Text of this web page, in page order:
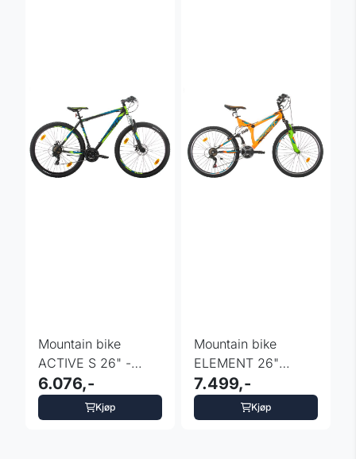
Mountain bike
ACTIVE S 26" -
sort/turkis
6.076,-
Kjøp
Mountain bike
ELEMENT 26"
fulldempet L
7.499,-
Kjøp